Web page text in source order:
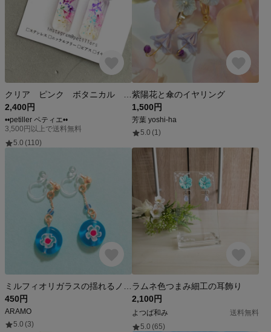
2,400円
••petiller ペティエ••
3,500円以上で送料無料
5.0 (110)
紫陽花と傘のイヤリング
1,500円
芳葉 yoshi-ha
5.0 (1)
450円
ARAMO
5.0 (3)
ラムネ色つまみ細工の耳飾り
2,100円
よつば和み
送料無料
5.0 (65)